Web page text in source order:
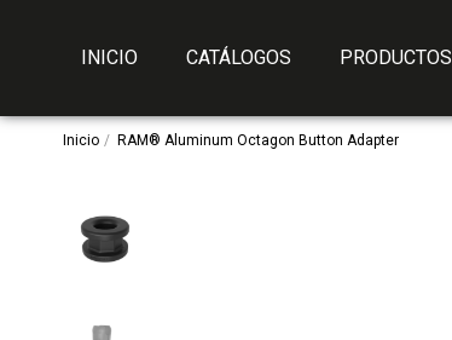
INICIO CATÁLOGOS PRODUCTOS
Inicio RAM® Aluminum Octagon Button Adapter